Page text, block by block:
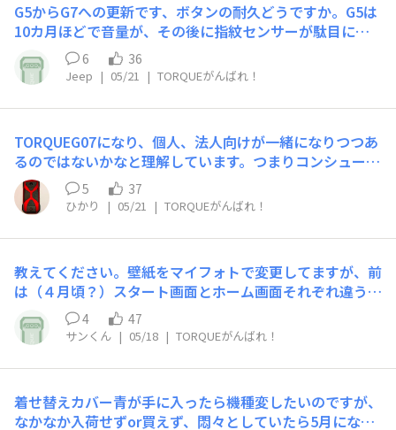
G5からG7への更新です、ボタンの耐久どうですか。G5は
10カ月ほどで音量が、その後に指紋センサーが駄目にな
りました。G7の耐久性に期待します。
6 36
Jeep | 05/21 | TORQUEがんばれ！
TORQUEG07になり、個人、法人向けが一緒になりつつあ
るのではないかなと理解しています。つまりコンシューマ
ー向けが、なくなってもTORQUEは残るということです
ね。TORQUEが永遠に続くことを希望します。
5 37
ひかり | 05/21 | TORQUEがんばれ！
教えてください。壁紙をマイフォトで変更してますが、前
は（４月頃？）スタート画面とホーム画面それぞれ違う画
像を登録できましたが、今やるとスタート画面とホーム画
面が同一の画像になってしまいます。ご教示いただけます
でしょうか。
4 47
サンくん | 05/18 | TORQUEがんばれ！
着せ替えカバー青が手に入ったら機種変したいのですが、
なかなか入荷せずor買えず、悶々としていたら5月になっ